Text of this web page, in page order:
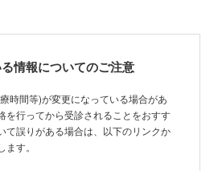
情報についてのご注意
時間等)が変更になっている場合があ
を行ってから受診されることをおすす
て誤りがある場合は、以下のリンクか
す。